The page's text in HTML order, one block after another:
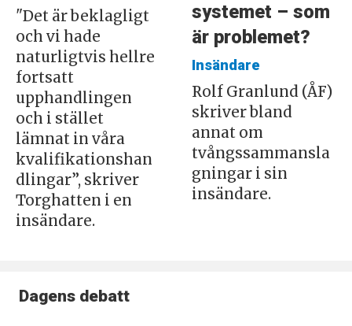
"Det är beklagligt
och vi hade
naturligtvis hellre
fortsatt
upphandlingen
och i stället
lämnat in våra
kvalifikationshan
dlingar”, skriver
Torghatten i en
insändare.
systemet – som
är problemet?
Insändare
Rolf Granlund (ÅF)
skriver bland
annat om
tvångssammansla
gningar i sin
insändare.
Dagens debatt